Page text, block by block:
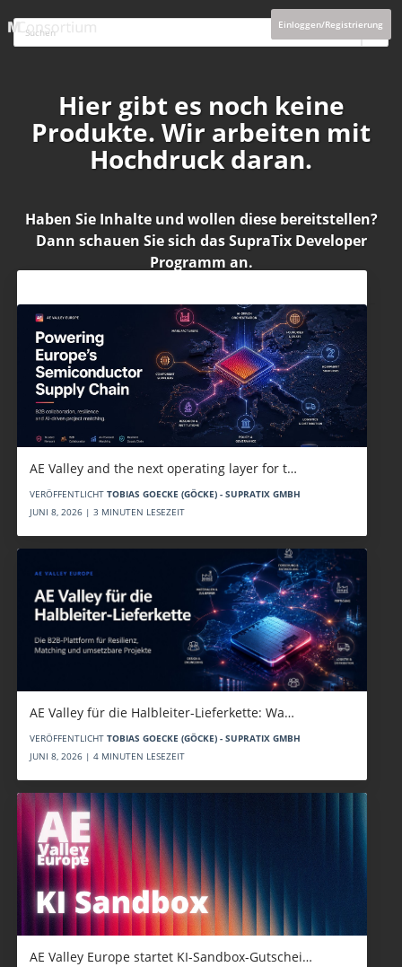
Einloggen/Registrierung
Hier gibt es noch keine
Produkte. Wir arbeiten mit
Hochdruck daran.
Haben Sie Inhalte und wollen diese bereitstellen?
Dann schauen Sie sich dasSupraTix Developer
Programm an.
AE Valley and the next operating layer for t…
VERÖFFENTLICHT TOBIAS GOECKE (GÖCKE) - SUPRATIX GMBH
JUNI 8, 2026 | 3 MINUTEN LESEZEIT
AE Valley für die Halbleiter-Lieferkette: Wa…
VERÖFFENTLICHT TOBIAS GOECKE (GÖCKE) - SUPRATIX GMBH
JUNI 8, 2026 | 4 MINUTEN LESEZEIT
AE Valley Europe startet KI-Sandbox-Gutschei…